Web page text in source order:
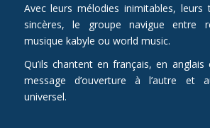
Avec leurs mélodies inimitables, leurs
sincères, le groupe navigue entre
musique kabyle ou world music.
Qu’ils chantent en français, en
message d’ouverture à l’autre et
universel.